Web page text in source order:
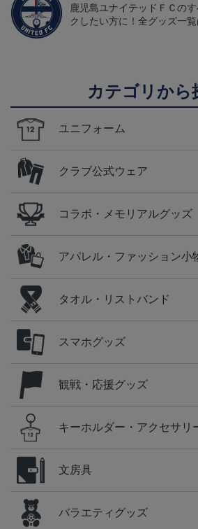
鹿児島ユナイテッドＦＣの
クしたい方に！全グッズ一覧
カテゴリから
ユニフォーム
クラブ公式ウェア
コラボ・メモリアルグッズ
アパレル・ファッション小
タオル・リストバンド
スマホグッズ
観戦・応援グッズ
キーホルダー・アクセサリ
文房具
バラエティグッズ